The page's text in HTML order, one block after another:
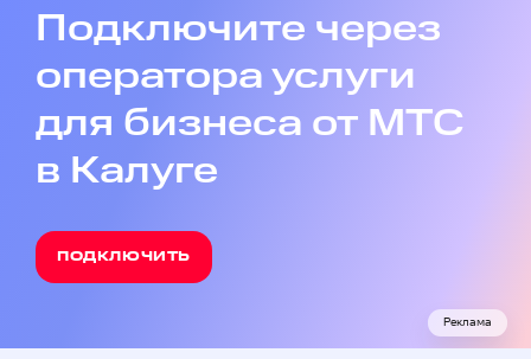
Подключите через
оператора услуги
для бизнеса от МТС
в Калуге
ПОДКЛЮЧИТЬ
Реклама